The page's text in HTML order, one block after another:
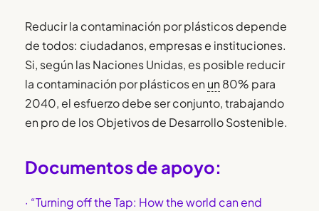
Reducir la contaminación por plásticos depende
de todos: ciudadanos, empresas e instituciones.
Si, según las Naciones Unidas, es posible reducir
la contaminación por plásticos en un 80% para
2040, el esfuerzo debe ser conjunto, trabajando
en pro de los Objetivos de Desarrollo Sostenible.
Documentos de apoyo:
· “Turning off the Tap: How the world can end